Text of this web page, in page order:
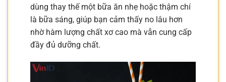
dùng thay thế một bữa ăn nhẹ hoặc thậm chí
là bữa sáng, giúp bạn cảm thấy no lâu hơn
nhờ hàm lượng chất xơ cao mà vẫn cung cấp
đầy đủ dưỡng chất.